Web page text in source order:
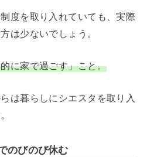
度を取り入れていても、実際
は少ないでしょう。
に家で過ごす」こと。
は暮らしにシエスタを取り入
のびのび休む